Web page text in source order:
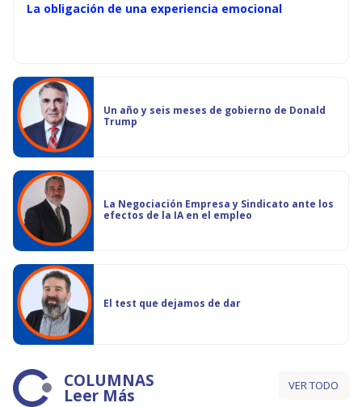
La obligación de una experiencia emocional
Un año y seis meses de gobierno de Donald
Trump
La Negociación Empresa y Sindicato ante los
efectos de la IA en el empleo
El test que dejamos de dar
COLUMNAS
Leer Más VER TODO